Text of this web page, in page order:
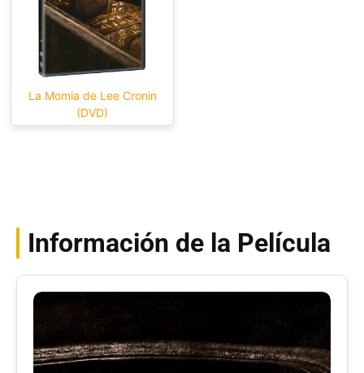
La Momia de Lee Cronin
(DVD)
Información de la Película